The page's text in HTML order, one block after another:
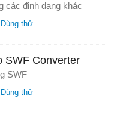
các định dạng khác
SWF Converter
SWF